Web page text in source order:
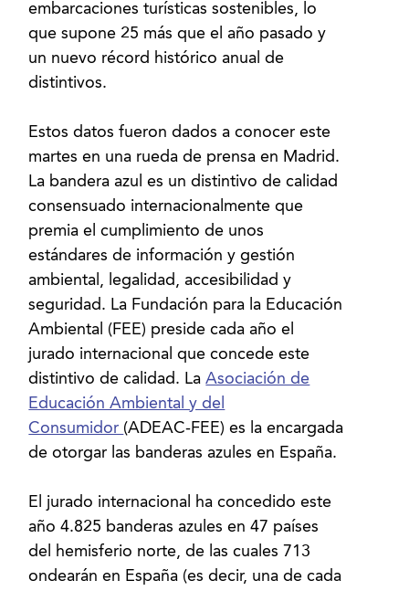
embarcaciones turísticas sostenibles, lo
que supone 25 más que el año pasado y
un nuevo récord histórico anual de
distintivos.
Estos datos fueron dados a conocer este
martes en una rueda de prensa en Madrid.
La bandera azul es un distintivo de calidad
consensuado internacionalmente que
premia el cumplimiento de unos
estándares de información y gestión
ambiental, legalidad, accesibilidad y
seguridad. La Fundación para la Educación
Ambiental (FEE) preside cada año el
jurado internacional que concede este
distintivo de calidad. LaAsociación de
Educación Ambiental y del
Consumidor (ADEAC-FEE) es la encargada
de otorgar las banderas azules en España.
El jurado internacional ha concedido este
año 4.825 banderas azules en 47 países
del hemisferio norte, de las cuales 713
ondearán en España (es decir, una de cada